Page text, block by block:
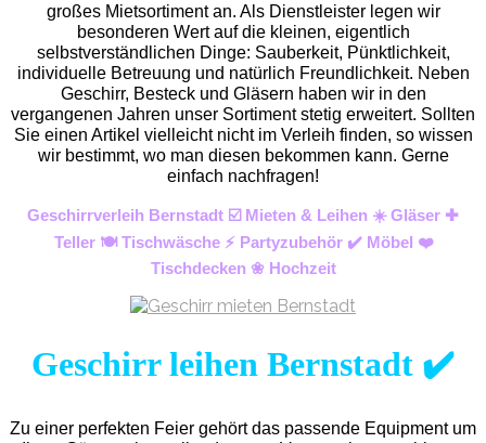
großes Mietsortiment an. Als Dienstleister legen wir
besonderen Wert auf die kleinen, eigentlich
selbstverständlichen Dinge: Sauberkeit, Pünktlichkeit,
individuelle Betreuung und natürlich Freundlichkeit. Neben
Geschirr, Besteck und Gläsern haben wir in den
vergangenen Jahren unser Sortiment stetig erweitert. Sollten
Sie einen Artikel vielleicht nicht im Verleih finden, so wissen
wir bestimmt, wo man diesen bekommen kann. Gerne
einfach nachfragen!
Geschirrverleih Bernstadt ☑️ Mieten & Leihen ☀️ Gläser ✚
Teller 🍽️ Tischwäsche ⚡ Partyzubehör ✔️ Möbel ❤️
Tischdecken ❀ Hochzeit
Geschirr leihen Bernstadt ✔️
Zu einer perfekten Feier gehört das passende Equipment um